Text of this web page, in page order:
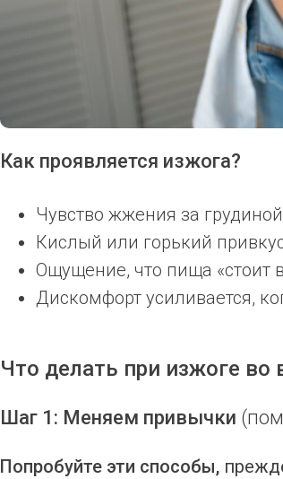
Как проявляется изжога?
Чувство жжения за
Кислый или горький
Ощущение, что пища «стоит
Дискомфорт усиливается,
Что делать при изжоге во
Шаг 1: Меняем привычки
Попробуйте эти способы,